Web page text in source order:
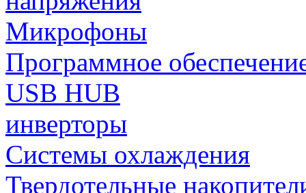
Микрофоны
Программное
USB HUB
инверторы
Системы охлаждения
Твердотельные